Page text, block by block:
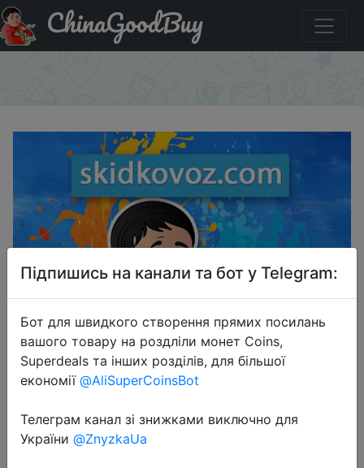
Купити по знижці SPRAZDNIKOM23 Машинка для
стрижки Xiaomi Enchen Boost black
ChinaGoodBuy
Підпишись на канали та бот у Telegram:
Бот для швидкого створення прямих посилань
вашого товару на роздліли монет Coins,
Superdeals та інших розділів, для більшої
економії @AliSuperCoinsBot
Телеграм канал зі знижками виключно для
України @ZnyzkaUa